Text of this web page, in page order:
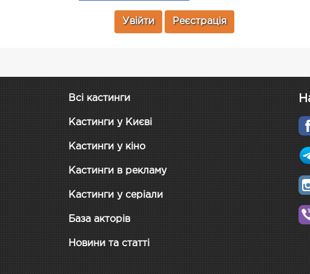
Увійти Реєстрація
Всі кастинги
Кастинги у Києві
Кастинги у кіно
Кастинги в рекламу
Кастинги у серіали
База акторів
Новини та статті